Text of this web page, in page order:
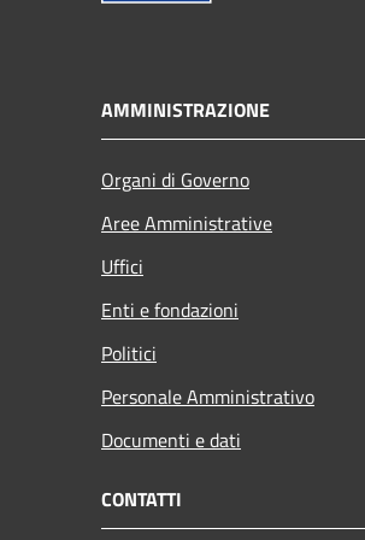
AMMINISTRAZIONE
Organi di Governo
Aree Amministrative
Uffici
Enti e fondazioni
Politici
Personale Amministrativo
Documenti e dati
CONTATTI